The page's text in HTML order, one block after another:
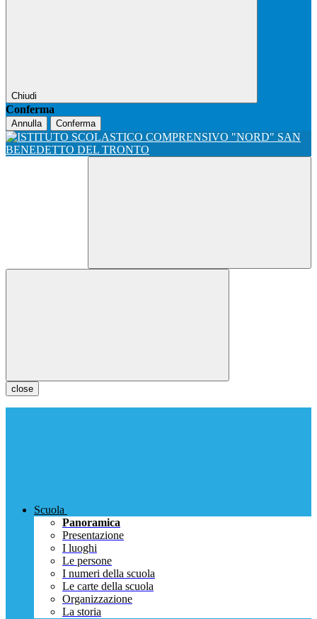
Chiudi
Conferma
Annulla Conferma
close
Scuola
Panoramica
Presentazione
I luoghi
Le persone
I numeri della scuola
Le carte della scuola
Organizzazione
La storia